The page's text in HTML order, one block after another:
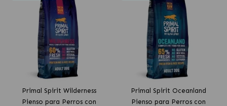
Primal Spirit Wilderness
Pienso para Perros con
Primal Spirit Oceanland
Pienso para Perros con